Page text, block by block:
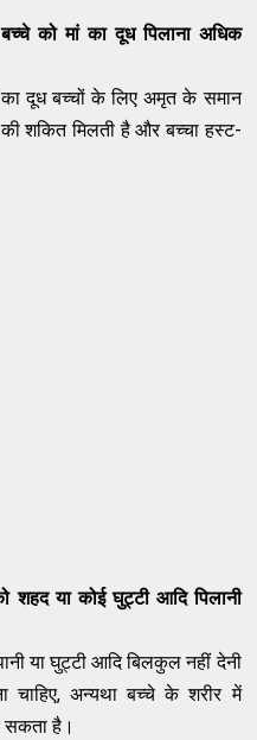
को मां का दूध पिलाना अधि‍क
दूध बच्चों के लिए अमृत के समान
शकि‍त मिलती है और बच्चा हस्ट-
शहद या कोई घुट्टी आदि पिलानी
या घुट्टी आदि बिलकुल नहीं देनी
चाहिए, अन्यथा बच्चे के शरीर में
सकता है।